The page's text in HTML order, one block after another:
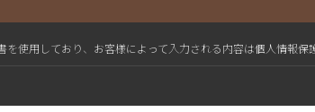
を使用しており、お客様によって入力される内容は個人情報